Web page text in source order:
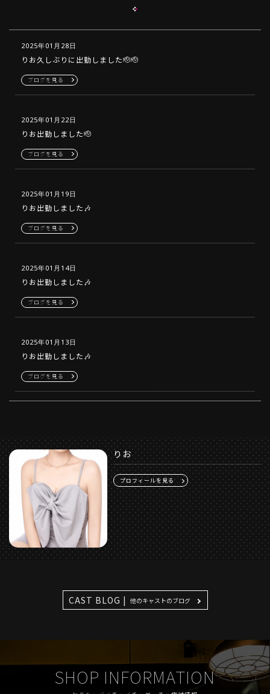
2025年01月28日
りお久しぶりに出勤しました🫡🫡
ブログを見る
2025年01月22日
りお出勤しました🫡
ブログを見る
2025年01月19日
りお出勤しました🎶
ブログを見る
2025年01月14日
りお出勤しました🎶
ブログを見る
2025年01月13日
りお出勤しました🎶
ブログを見る
りお
プロフィールを見る
CAST BLOG | 他のキャストのブログ
SHOP INFORMATION